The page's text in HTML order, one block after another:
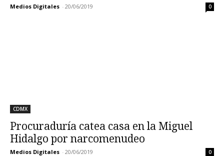
Medios Digitales - 20/06/2019 0
CDMX
Procuraduría catea casa en la Miguel
Hidalgo por narcomenudeo
Medios Digitales - 20/06/2019 0